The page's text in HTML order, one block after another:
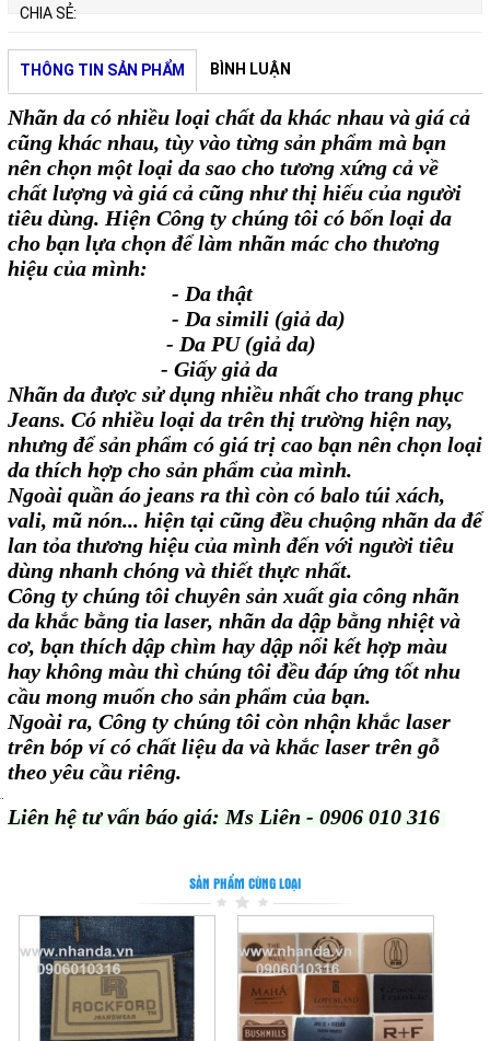
CHIA SẺ:
THÔNG TIN SẢN PHẨM BÌNH LUẬN
Nhãn da có nhiều loại chất da khác nhau và giá cả
cũng khác nhau, tùy vào từng sản phẩm mà bạn
nên chọn một loại da sao cho tương xứng cả về
chất lượng và giá cả cũng như thị hiếu của người
tiêu dùng. Hiện Công ty chúng tôi có bốn loại da
cho bạn lựa chọn để làm nhãn mác cho thương
hiệu của mình:
- Da thật
- Da simili (giả da)
- Da PU (giả da)
- Giấy giả da
Nhãn da được sử dụng nhiều nhất cho trang phục
Jeans. Có nhiều loại da trên thị trường hiện nay,
nhưng để sản phẩm có giá trị cao bạn nên chọn loại
da thích hợp cho sản phẩm của mình.
Ngoài quần áo jeans ra thì còn có balo túi xách,
vali, mũ nón... hiện tại cũng đều chuộng nhãn da để
lan tỏa thương hiệu của mình đến với người tiêu
dùng nhanh chóng và thiết thực nhất.
Công ty chúng tôi chuyên sản xuất gia công nhãn
da khắc bằng tia laser, nhãn da dập bằng nhiệt và
cơ, bạn thích dập chìm hay dập nổi kết hợp màu
hay không màu thì chúng tôi đều đáp ứng tốt nhu
cầu mong muốn cho sản phẩm của bạn.
Ngoài ra, Công ty chúng tôi còn nhận khắc laser
trên bóp ví có chất liệu da và khắc laser trên gỗ
theo yêu cầu riêng.
Liên hệ tư vấn báo giá: Ms Liên - 0906 010 316
SẢN PHẨM CÙNG LOẠI